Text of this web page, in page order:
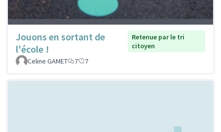
Jouons en sortant de
l'école !
Retenue par le tri
citoyen
Celine GAMET
7 7